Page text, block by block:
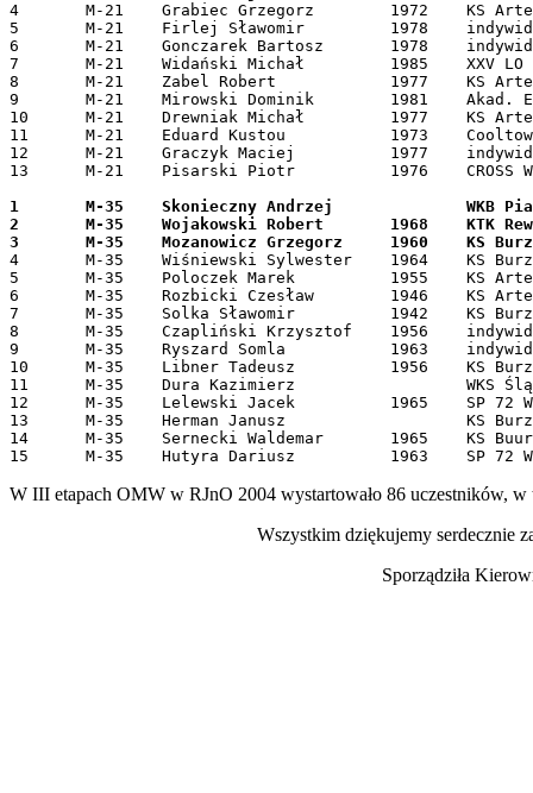
4	M-21	Grabiec Grzegorz	1972	KS Artemis Wrocław	81	-	85	166
5	M-21	Firlej Sławomir		1978	indywidualnie - Wrocław	77	79	82	161
6	M-21	Gonczarek Bartosz	1978	indywidualnie - Wrocław	80	-	81	161
7	M-21	Widański Michał		1985	XXV LO Wrocław		79	81	-	160
8	M-21	Zabel Robert		1977	KS Artemis Wrocław	90	-	-	90
9	M-21	Mirowski Dominik	1981	Akad. Ekonom. Wrocław	-	85	-	85
10	M-21	Drewniak Michał		1977	KS Artemis Wrocław	85	-	-	85
11	M-21	Eduard Kustou		1973	Cooltowe Wycinaki	-	82	-	82
12	M-21	Graczyk Maciej		1977	indywidualnie - Wrocław	-	80	-	80
13	M-21	Pisarski Piotr		1976	CROSS Wołów		78	-	-	78
1	M-35	Skonieczny Andrzej		WKB Piast		-	100	100	200
2	M-35	Wojakowski Robert	1968	KTK Rewor Wrocław	100	85	85	185
4	M-35	Wiśniewski Sylwester	1964	KS Burza Wrocław	85	90	82	175
5	M-35	Poloczek Marek		1955	KS Artemis Wrocław	82	82	-	164
6	M-35	Rozbicki Czesław	1946	KS Artemis Wrocław	-	81	81	162
7	M-35	Solka Sławomir		1942	KS Burza Wrocław	80	-	80	160
8	M-35	Czapliński Krzysztof	1956	indywidualnie		81	77	78	159
9	M-35	Ryszard Somla		1963	indywidualnie - Wrocław	-	79	79	158
10	M-35	Libner Tadeusz		1956	KS Burza Wrocław	79	76	-	155
11	M-35	Dura Kazimierz			WKS Śląsk Wrocław	-	80	-	80
12	M-35	Lelewski Jacek		1965	SP 72 Wrocław		-	-	78	78
13	M-35	Herman Janusz			KS Burza Wrocław	-	78		78
14	M-35	Sernecki Waldemar	1965	KS Buurza Wrocław	-	-	77	77
W III etapach OMW w RJnO 2004 wystartowało 86 uczestników,
Wszystkim dziękujemy serdecznie
Sporządziła